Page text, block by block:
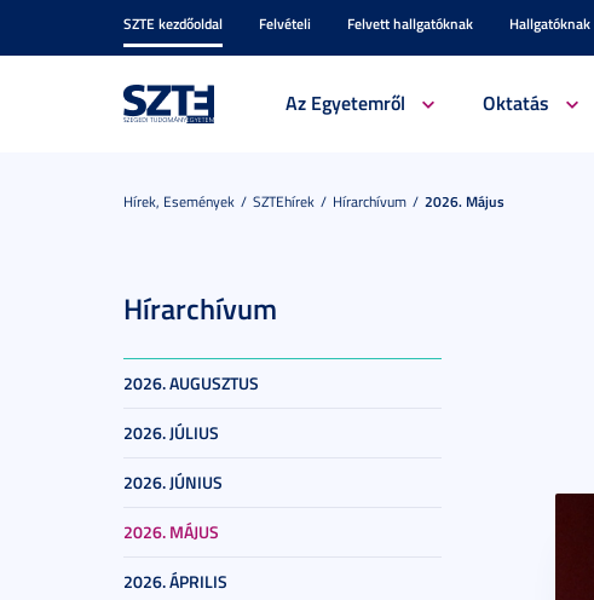
SZTE kezdőoldal Felvételi Felvett hallgatóknak Hallgatóknak
Az Egyetemről Oktatás
Hírek, Események SZTEhírek Hírarchívum 2026. Május
Hírarchívum
2026. AUGUSZTUS
2026. JÚLIUS
2026. JÚNIUS
2026. MÁJUS
2026. ÁPRILIS